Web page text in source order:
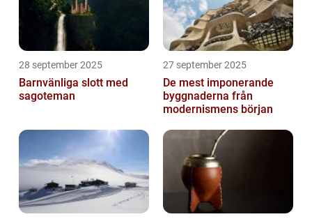
28 september 2025
Barnvänliga slott med
sagoteman
27 september 2025
De mest imponerande
byggnaderna från
modernismens början